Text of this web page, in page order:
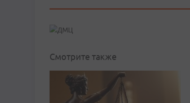
Смотрите также